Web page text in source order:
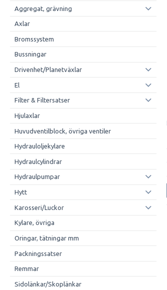
Aggregat, grävning
Axlar
Bromssystem
Bussningar
Drivenhet/Planetväxlar
El
Filter & Filtersatser
Hjulaxlar
Huvudventilblock, övriga ventiler
Hydrauloljekylare
Hydraulcylindrar
Hydraulpumpar
Hytt
Karosseri/Luckor
Kylare, övriga
Oringar, tätningar mm
Packningssatser
Remmar
Sidolänkar/Skoplänkar